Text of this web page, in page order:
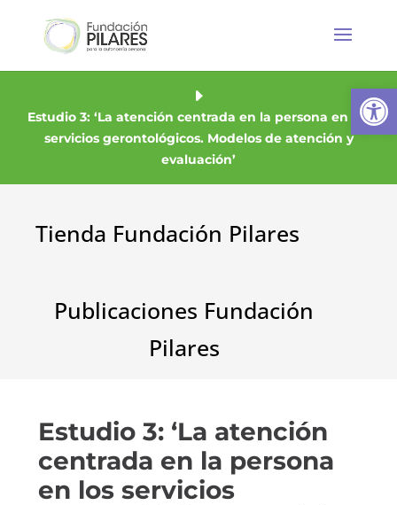
Estudio 3: ‘La atención centrada en la persona en los
servicios gerontológicos. Modelos de atención y
evaluación’
Tienda Fundación Pilares
Publicaciones Fundación
Pilares
Estudio 3: ‘La atención
centrada en la persona
en los servicios